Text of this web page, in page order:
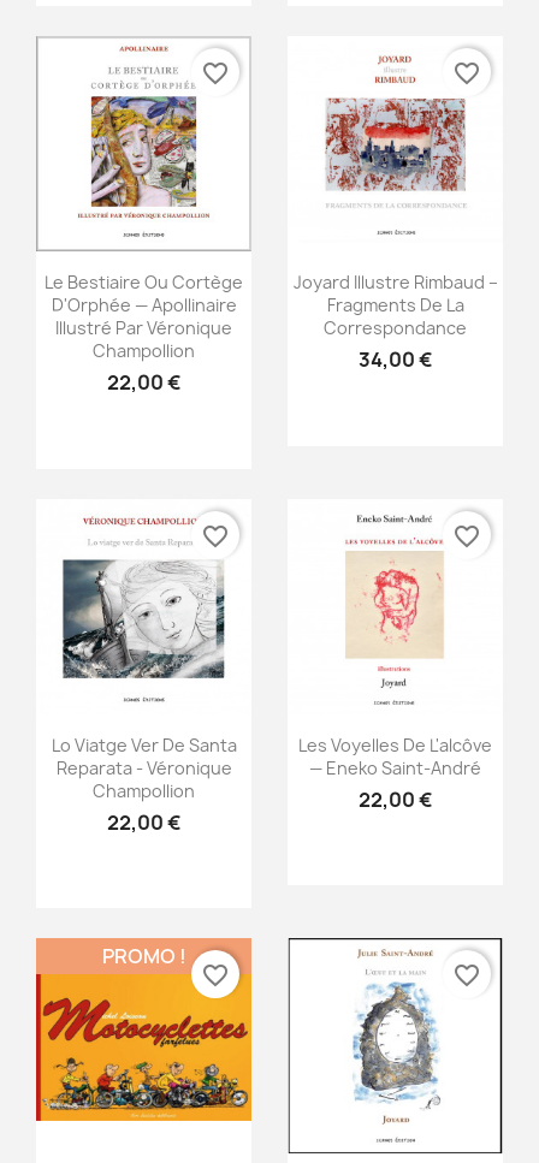
Aperçu rapide
Le Bestiaire Ou Cortège
D'Orphée — Apollinaire
Illustré Par Véronique
Champollion
22,00 €
favorite_border
Aperçu rapide
Joyard Illustre Rimbaud –
Fragments De La
Correspondance
34,00 €
favorite_border
Aperçu rapide
Lo Viatge Ver De Santa
Reparata - Véronique
Champollion
22,00 €
favorite_border
Aperçu rapide
Les Voyelles De L'alcôve
— Eneko Saint-André
22,00 €
favorite_border
PROMO !
favorite_border favorite_border
Nom de la liste d'envies
Annuler Créer une liste d'envies